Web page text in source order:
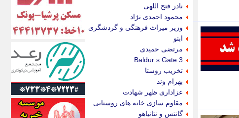
نادر فتح اللهی
محمود احمدی نژاد
وزیر میراث فرهنگی و گردشگری
ابنو
مرتضی حمیدی
Baldur s Gate 3
تخریب روستا
بهرام وند
عزاداری ظهر شهادت
مقاوم سازی خانه های روستایی
گانتس و نتانیاهو
ایران آرت
ایران آنلاین
ایران زندگی
ایران فوری
ایرانی روز
ایرانیتال
ایرنا
ایسکانیوز
ایسنا
ایکنا